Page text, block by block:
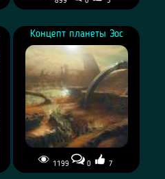
Андромеды
Концепт планеты Эос
1199 0 7